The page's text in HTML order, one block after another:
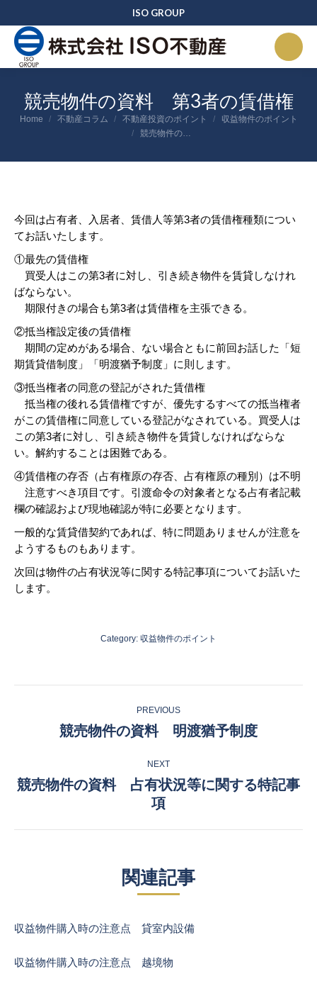
ISO GROUP
競売物件の資料 第3者の賃借権
You are here:
Home 不動産コラム 不動産投資のポイント
収益物件のポイント
競売物件の…
今回は占有者、入居者、賃借人等第3者の賃借権種類につい
てお話いたします。
①最先の賃借権
買受人はこの第3者に対し、引き続き物件を賃貸しなけれ
ばならない。
期限付きの場合も第3者は賃借権を主張できる。
②抵当権設定後の賃借権
期間の定めがある場合、ない場合ともに前回お話した「短
期賃貸借制度」「明渡猶予制度」に則します。
③抵当権者の同意の登記がされた賃借権
抵当権の後れる賃借権ですが、優先するすべての抵当権者
がこの賃借権に同意している登記がなされている。買受人は
この第3者に対し、引き続き物件を賃貸しなければならな
い。解約することは困難である。
④賃借権の存否（占有権原の存否、占有権原の種別）は不明
注意すべき項目です。引渡命令の対象者となる占有者記載
欄の確認および現地確認が特に必要となります。
一般的な賃貸借契約であれば、特に問題ありませんが注意を
ようするものもあります。
次回は物件の占有状況等に関する特記事項についてお話いた
します。
Category: 収益物件のポイント
navigation
PREVIOUS
Previous
競売物件の資料 明渡猶予制度
NEXT
Next
post:
競売物件の資料 占有状況等に関する特記事
項
関連記事
収益物件購入時の注意点 貸室内設備
収益物件購入時の注意点 越境物